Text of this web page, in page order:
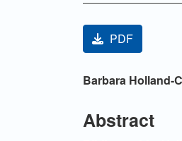
Artikel-
PDF
Barbara Holland-
Abstract